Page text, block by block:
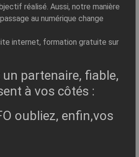
réalisé. Aussi, notre manière
au numérique change
internet, formation gratuite sur
un partenaire, fiable,
à vos côtés :
oubliez, enfin,vos